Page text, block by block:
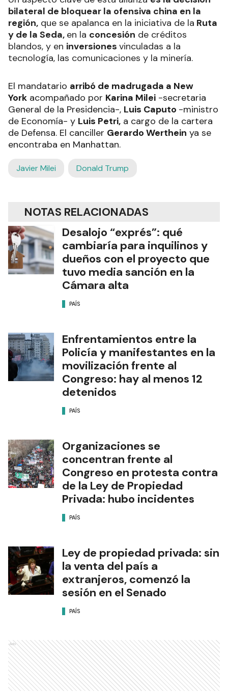
bilateral de bloquear la ofensiva china en la
región, que se apalanca en la iniciativa de la Ruta
y de la Seda, en la concesión de créditos
blandos, y en inversiones vinculadas a la
tecnología, las comunicaciones y la minería.
El mandatario arribó de madrugada a New
York acompañado por Karina Milei -secretaria
General de la Presidencia-, Luis Caputo -ministro
de Economía- y Luis Petri, a cargo de la cartera
de Defensa. El canciller Gerardo Werthein ya se
encontraba en Manhattan.
Javier Milei Donald Trump
NOTAS RELACIONADAS
Desalojo “exprés”: qué
cambiaría para inquilinos y
dueños con el proyecto que
tuvo media sanción en la
Cámara alta
PAÍS
Enfrentamientos entre la
Policía y manifestantes en la
movilización frente al
Congreso: hay al menos 12
detenidos
PAÍS
Organizaciones se
concentran frente al
Congreso en protesta contra
de la Ley de Propiedad
Privada: hubo incidentes
PAÍS
Ley de propiedad privada: sin
la venta del país a
extranjeros, comenzó la
sesión en el Senado
PAÍS
Ads